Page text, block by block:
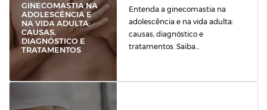
GINECOMASTIA NA
ADOLESCÊNCIA E
NA VIDA ADULTA:
CAUSAS,
DIAGNÓSTICO E
TRATAMENTOS
Entenda a ginecomastia na
adolescência e na vida adulta:
causas, diagnóstico e
tratamentos. Saiba...